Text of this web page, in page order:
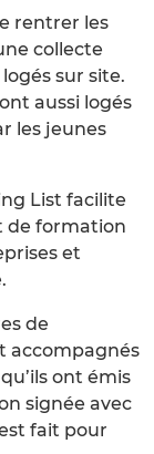
rentrer les
collecte
sur site.
aussi logés
les jeunes
List facilite
de formation
et
de
accompagnés
ont émis
signée avec
fait pour